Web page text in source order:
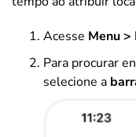
Acesse Menu >
Para procurar
selecione a